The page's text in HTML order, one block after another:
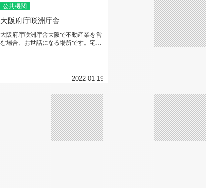
公共機関
大阪府庁咲洲庁舎
大阪府庁咲洲庁舎大阪で不動産業を営
む場合、お世話になる場所です。宅建
2022-01-19